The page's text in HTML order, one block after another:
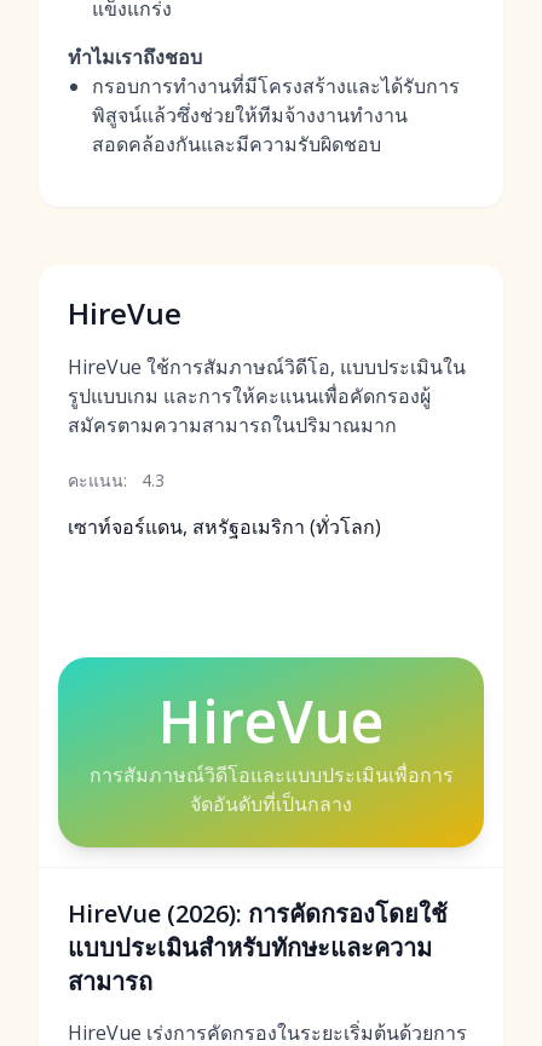
แข็งแกร่ง
ทำไมเราถึงชอบ
กรอบการทำงานที่มีโครงสร้างและได้รับการ
พิสูจน์แล้วซึ่งช่วยให้ทีมจ้างงานทำงาน
สอดคล้องกันและมีความรับผิดชอบ
HireVue
HireVue ใช้การสัมภาษณ์วิดีโอ, แบบประเมินใน
รูปแบบเกม และการให้คะแนนเพื่อคัดกรองผู้
สมัครตามความสามารถในปริมาณมาก
คะแนน: 4.3
เซาท์จอร์แดน, สหรัฐอเมริกา (ทั่วโลก)
HireVue
การสัมภาษณ์วิดีโอและแบบประเมินเพื่อการ
จัดอันดับที่เป็นกลาง
HireVue (2026): การคัดกรองโดยใช้
แบบประเมินสำหรับทักษะและความ
สามารถ
HireVue เร่งการคัดกรองในระยะเริ่มต้นด้วยการ